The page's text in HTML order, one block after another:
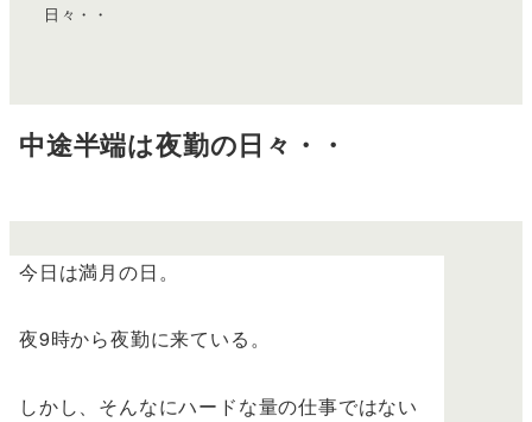
日々・・
中途半端は夜勤の日々・・
今日は満月の日。
夜9時から夜勤に来ている。
しかし、そんなにハードな量の仕事ではない